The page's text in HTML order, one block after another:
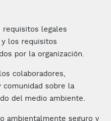
legales
los requisitos
por la organización.
colaboradores,
sobre la
del medio ambiente.
ambientalmente seguro y